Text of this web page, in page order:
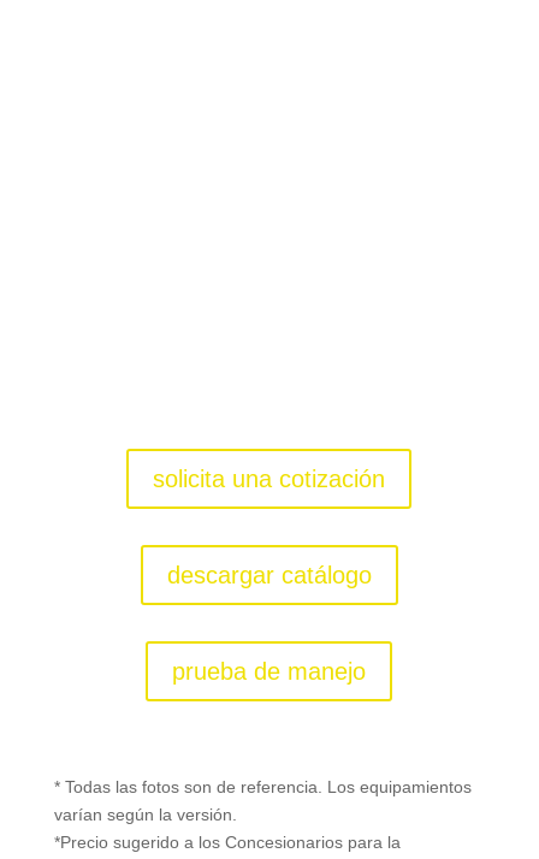
solicita una cotización
descargar catálogo
prueba de manejo
* Todas las fotos son de referencia. Los equipamientos
varían según la versión.
*Precio sugerido a los Concesionarios para la